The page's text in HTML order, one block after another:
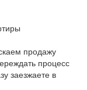
продажу
процесс
заезжаете в